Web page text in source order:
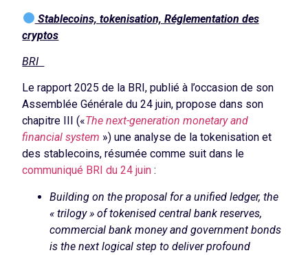
Stablecoins, tokenisation, Réglementation des
cryptos
BRI
Le rapport 2025 de la BRI, publié à l’occasion de son
Assemblée Générale du 24 juin, propose dans son
chapitre III («The next-generation monetary and
financial system ») une analyse de la tokenisation et
des stablecoins, résumée comme suit dans le
communiqué BRI du 24 juin:
Building on the proposal for a unified ledger, the
« trilogy » of tokenised central bank reserves,
commercial bank money and government bonds
is the next logical step to deliver profound